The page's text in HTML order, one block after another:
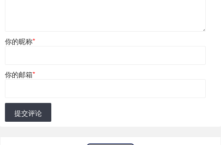
你的昵称*
你的邮箱*
提交评论